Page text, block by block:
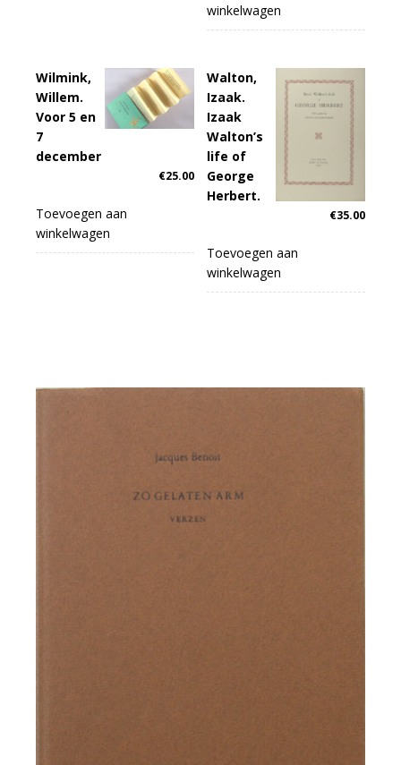
winkelwagen
Wilmink,
Willem.
Voor 5 en
7
december
€25.00
Toevoegen aan
winkelwagen
Walton,
Izaak.
Izaak
Walton’s
life of
George
Herbert.
€35.00
Toevoegen aan
winkelwagen